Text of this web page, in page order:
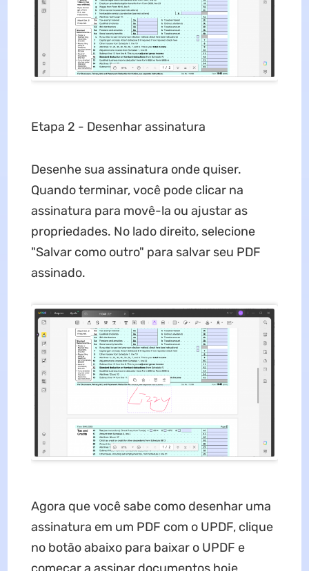
Etapa 2 - Desenhar assinatura
Desenhe sua assinatura onde quiser.
Quando terminar, você pode clicar na
assinatura para movê-la ou ajustar as
propriedades. No lado direito, selecione
"Salvar como outro" para salvar seu PDF
assinado.
Agora que você sabe como desenhar uma
assinatura em um PDF com o UPDF, clique
no botão abaixo para baixar o UPDF e